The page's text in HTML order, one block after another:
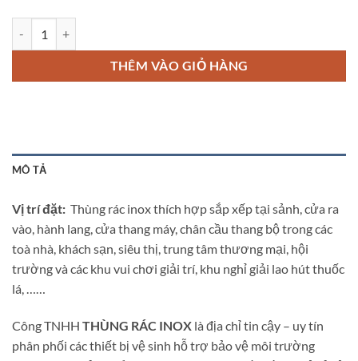
THÊM VÀO GIỎ HÀNG
MÔ TẢ
Vị trí đặt: Thùng rác inox thích hợp sắp xếp tại sảnh, cửa ra
vào, hành lang, cửa thang máy, chân cầu thang bộ trong các
toà nhà, khách sạn, siêu thị, trung tâm thương mại, hội
trường và các khu vui chơi giải trí, khu nghỉ giải lao hút thuốc
lá, ……
Công TNHH THÙNG RÁC INOX là địa chỉ tin cậy – uy tín
phân phối các thiết bị vệ sinh hỗ trợ bảo vệ môi trường